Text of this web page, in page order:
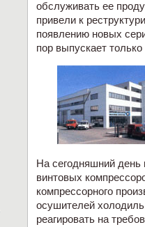
обслуживать ее
привели к
появлению новых
пор выпускает
На сегодняшний
винтовых
компрессорного
осушителей
реагировать на